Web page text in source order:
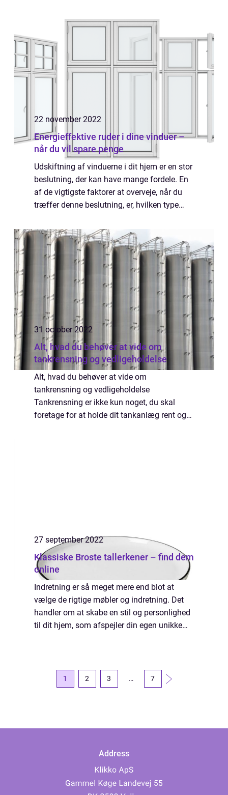
ansvarlige for at føre tilsyn...
22 november 2022
Energieffektive ruder i dine vinduer –
når du vil spare penge
Udskiftning af vinduerne i dit hjem er en stor
beslutning, der kan have mange fordele. En
af de vigtigste faktorer at overveje, når du
træffer denne beslutning, er, hvilken type
betydning for såvel din fremt...
31 october 2022
Alt, hvad du behøver at vide om
tankrensning og vedligeholdelse
Alt, hvad du behøver at vide om
tankrensning og vedligeholdelse
Tankrensning er ikke kun noget, du skal
foretage for at holde dit tankanlæg rent og
27 september 2022
Klassiske Broste tallerkener – find dem
online
Indretning er så meget mere end blot at
vælge de rigtige møbler og indretning. Det
handler om at skabe en stil og personlighed
til dit hjem, som afspejler din egen unikke
1 2 3 … 7
Address